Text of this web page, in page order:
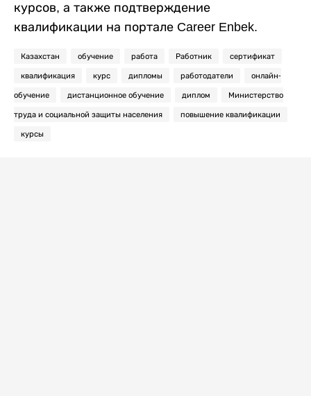
курсов, а также подтверждение
квалификации на портале Career Enbek.
Казахстан обучение работа Работник сертификат
квалификация курс дипломы работодатели онлайн-
обучение дистанционное обучение диплом Министерство
труда и социальной защиты населения повышение квалификации
курсы